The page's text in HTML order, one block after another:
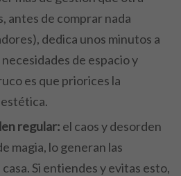
antes de comprar nada
dedica unos minutos a
de espacio y
es que priorices la
regular: el caos y desorden
magia, lo generan las
Si entiendes y evitas esto,